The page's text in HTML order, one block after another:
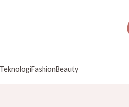
TeknologiFashionBeauty